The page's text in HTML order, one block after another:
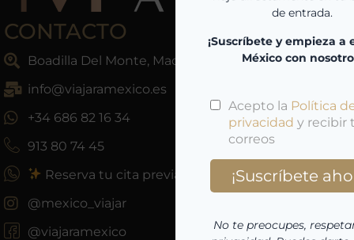
CONTACTO
Boadilla Del Monte, Madrid, España
info@viajaramexico.es
+34 686 82 16 34
913 80 74 45
Reserva tu cita previa
@mexico_viajar
@viajaramexico